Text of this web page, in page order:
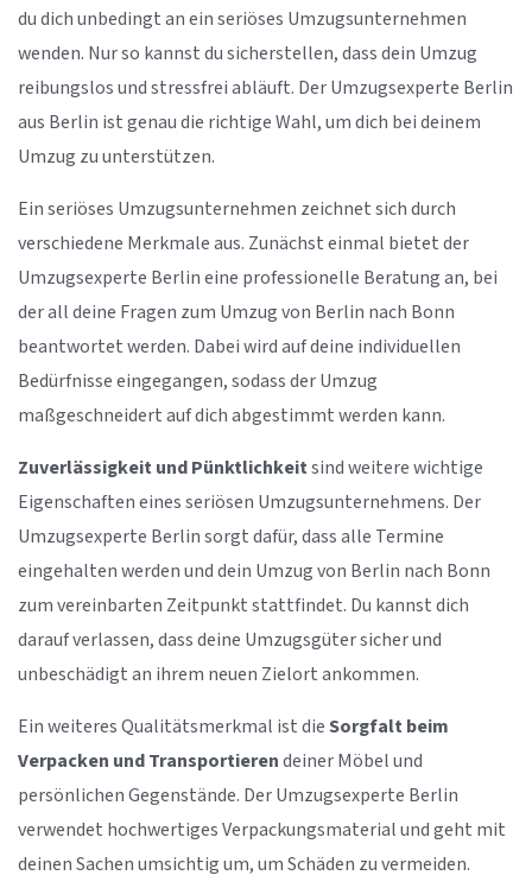
du dich unbedingt an ein seriöses Umzugsunternehmen
wenden. Nur so kannst du sicherstellen, dass dein Umzug
reibungslos und stressfrei abläuft. Der Umzugsexperte Berlin
aus Berlin ist genau die richtige Wahl, um dich bei deinem
Umzug zu unterstützen.
Ein seriöses Umzugsunternehmen zeichnet sich durch
verschiedene Merkmale aus. Zunächst einmal bietet der
Umzugsexperte Berlin eine professionelle Beratung an, bei
der all deine Fragen zum Umzug von Berlin nach Bonn
beantwortet werden. Dabei wird auf deine individuellen
Bedürfnisse eingegangen, sodass der Umzug
maßgeschneidert auf dich abgestimmt werden kann.
Zuverlässigkeit und Pünktlichkeitsind weitere wichtige
Eigenschaften eines seriösen Umzugsunternehmens. Der
Umzugsexperte Berlin sorgt dafür, dass alle Termine
eingehalten werden und dein Umzug von Berlin nach Bonn
zum vereinbarten Zeitpunkt stattfindet. Du kannst dich
darauf verlassen, dass deine Umzugsgüter sicher und
unbeschädigt an ihrem neuen Zielort ankommen.
Ein weiteres Qualitätsmerkmal ist dieSorgfalt beim
Verpacken und Transportierendeiner Möbel und
persönlichen Gegenstände. Der Umzugsexperte Berlin
verwendet hochwertiges Verpackungsmaterial und geht mit
deinen Sachen umsichtig um, um Schäden zu vermeiden.